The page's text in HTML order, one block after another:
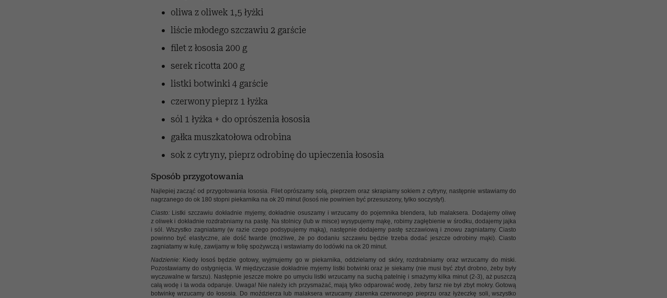
oliwa z oliwek 1,5 łyżki
liście młodego szczawiu 2 garście
filet z łososia 200 g
serek ricotta 200 g
listki botwinki 4 garście
czerwony pieprz 1 łyżka
sól 1 łyżka + do oprószenia łososia
gałka muszkatołowa odrobina
sok z cytryny, pieprz odrobinę do upieczenia łososia
Sposób przygotowania
Najlepiej zacząć od przygotowania łososia. Filet oprószamy solą, pieprzem oraz skrapiamy sokiem z cytryny, następnie wstawiamy do
nagrzanego do ok 180 stopni piekarnika na ok 20 minut (łosoś nie powinien być przesuszony, tylko soczysty!).
Ciasto:Listki szczawiu dokładnie myjemy, dokładnie osuszamy i wrzucamy do pojemnika blendera, lub malaksera. Dodajemy oliwę
z oliwek i dokładnie rozdrabniamy na pastę. Na stolnicy (lub w misce) wysypujemy mąkę, robimy zagłębienie w środku, dodajemy jajka
i sól. Wszystko zagniatamy (w razie czego podsypujemy mąką), następnie dodajemy pastę szczawiową i znowu zagniatamy. Ciasto
powinno być elastyczne, ale dość twarde (możliwe, że po dodaniu szczawiu będzie trzeba dodać jeszcze odrobiny mąki). Ciasto
zagniatamy w kulę, zawijamy w folię spożywczą i wstawiamy do lodówki na ok 20 minut.
Nadzienie:Kiedy łosoś będzie gotowy, wyjmujemy go w piekarnika, oddzielamy od skóry, rozdrabniamy oraz wrzucamy do miski.
Pozostawiamy do ostygnięcia. W międzyczasie dokładnie myjemy listki botwinki oraz je siekamy (nie musi być zbyt drobno, żeby były
wyczuwalne w farszu). Następnie jeszcze mokre po umyciu listki wrzucamy na suchą patelnię i smażymy kilka minut (2-3), aż puszczą
całą wodę i ta woda odparuje. Uwaga! Nie należy ich przysmażać, mają tylko odparować wodę, żeby farsz nie był zbyt mokry. Gotową
botwinkę wrzucamy do łososia. Do moździerza lub malaksera wrzucamy ziarenka czerwonego pieprzu oraz łyżeczkę soli, wszystko